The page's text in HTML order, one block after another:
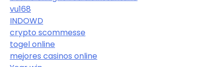
vu168
INDOWD
crypto scommesse
togel online
mejores casinos online